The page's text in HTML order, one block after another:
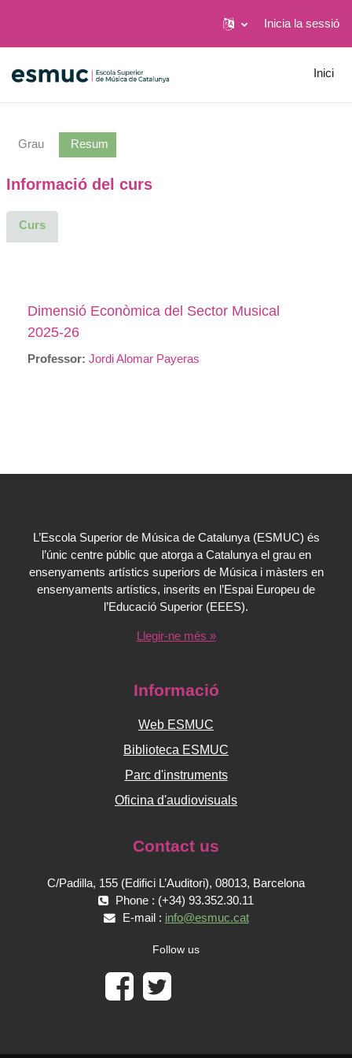
Inicia la sessió
Inici
Grau Resum
Informació del curs
Curs
Dimensió Econòmica del Sector Musical
2025-26
Professor: Jordi Alomar Payeras
L’Escola Superior de Música de Catalunya (ESMUC) és
l’únic centre públic que atorga a Catalunya el grau en
ensenyaments artístics superiors de Música i màsters en
ensenyaments artístics, inserits en l’Espai Europeu de
l’Educació Superior (EEES).
Llegir-ne més »
Informació
Web ESMUC
Biblioteca ESMUC
Parc d'instruments
Oficina d'audiovisuals
Contact us
C/Padilla, 155 (Edifici L’Auditori), 08013, Barcelona
Phone : (+34) 93.352.30.11
E-mail : info@esmuc.cat
Follow us